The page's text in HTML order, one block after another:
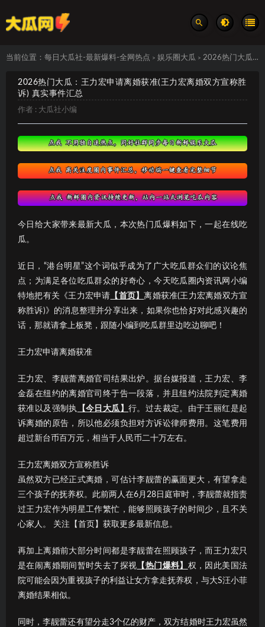
当前位置： 每日大瓜社-最新爆料-全网热点 > 娱乐圈大瓜 > 2026热门大瓜：王力宏申请离婚获准(王力宏离婚双方宣称胜诉) 真实事件汇总
2026热门大瓜：王力宏申请离婚获准(王力宏离婚双方宣称胜
诉) 真实事件汇总
作者 : 大瓜社小编
今日给大家带来最新大瓜，本次热门瓜爆料如下，一起在线吃
瓜。
近日，“港台明星”这个词似乎成为了广大吃瓜群众们的议论焦
点；为满足各位吃瓜群众的好奇心，今天吃瓜圈内资讯网小编
特地把有关《王力宏申请 【首页】离婚获准(王力宏离婚双方宣
称胜诉)》的消息整理并分享出来，如果你也恰好对此感兴趣的
话，那就请拿上板凳，跟随小编到吃瓜群里边吃边聊吧！
王力宏申请离婚获准
王力宏、李靓蕾离婚官司结果出炉。据台媒报道，王力宏、李
金磊在纽约的离婚官司终于告一段落，并且纽约法院判定离婚
获准以及强制执
【今日大瓜】行。过去裁定。由于王丽红是起
诉离婚的原告，所以他必须负担对方诉讼律师费用。这笔费用
超过新台币百万元，相当于人民币二十万左右。
王力宏离婚双方宣称胜诉
虽然双方已经正式离婚，可估计李靓蕾的赢面更大，有望拿走
三个孩子的抚养权。此前两人在6月28日庭审时，李靓蕾就指责
过王力宏作为明星工作繁忙，能够照顾孩子的时间少，且不关
心家人。 关注【首页】获取更多最新信息。
再加上离婚前大部分时间都是李靓蕾在照顾孩子，而王力宏只
是在闹离婚期间暂时失去了探视 【热门爆料】 权，因此美国法
院可能会因为重视孩子的利益让女方拿走抚养权，与大S汪小菲
离婚结果相似。
同时，李靓蕾还有望分走3个亿的财产，双方结婚时王力宏虽然